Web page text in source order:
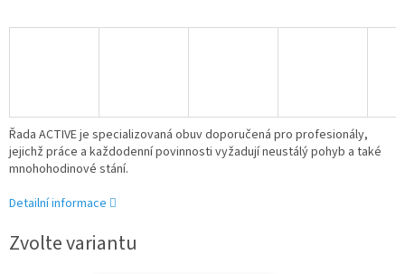
Zvolte variantu
Řada ACTIVE je specializovaná obuv doporučená pro profesionály,
jejichž práce a každodenní povinnosti vyžadují neustálý pohyb a také
mnohohodinové stání.
Detailní informace